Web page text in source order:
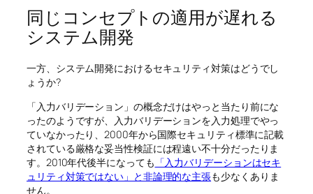
同じコンセプトの適用が遅れる
システム開発
一方、システム開発におけるセキュリティ対策はどうでし
ょうか?
「入力バリデーション」の概念だけはやっと当たり前にな
ったのようですが、入力バリデーションを入力処理でやっ
ていなかったり、2000年から国際セキュリティ標準に記載
されている厳格な妥当性検証には程遠い不十分だったりま
す。2010年代後半になっても 「入力バリデーションはセキ
ュリティ対策ではない」と非論理的な主張も少なくありま
せん。